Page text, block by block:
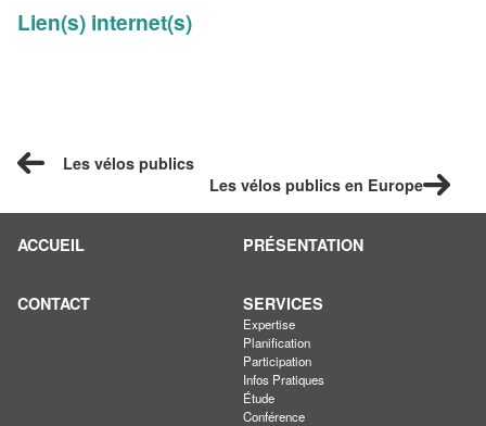
Lien(s) internet(s)
Les vélos publics
Les vélos publics en Europe
ACCUEIL PRÉSENTATION
CONTACT SERVICES
Expertise
Planification
Participation
Infos Pratiques
Étude
Conférence